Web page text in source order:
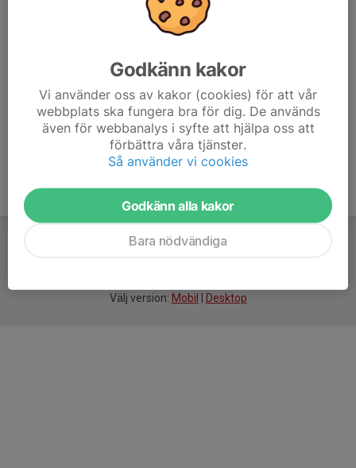
Välj version: Mobil Desktop
Godkänn kakor
Vi använder oss av kakor (cookies) för att vår
webbplats ska fungera bra för dig. De används
även för webbanalys i syfte att hjälpa oss att
förbättra våra tjänster.
Så använder vi cookies
Godkänn alla kakor
Bara nödvändiga